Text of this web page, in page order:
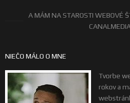
A MÁM NA STAROSTI WEBOVÉ
NIEČO MÁLO O MNE
Tvorbe
rokov a